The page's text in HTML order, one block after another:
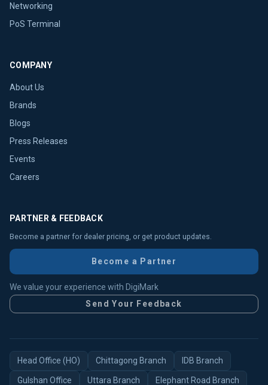
Networking
PoS Terminal
COMPANY
About Us
Brands
Blogs
Press Releases
Events
Careers
PARTNER & FEEDBACK
Become a partner for dealer pricing, or get product updates.
Become a Partner
We value your experience with DigiMark
Send Your Feedback
Head Office (HO) Chittagong Branch IDB Branch
Gulshan Office Uttara Branch Elephant Road Branch